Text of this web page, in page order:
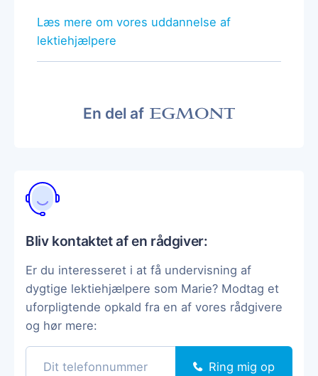
Læs mere om vores uddannelse af
lektiehjælpere
En del af
Bliv kontaktet af en rådgiver:
Er du interesseret i at få undervisning af
dygtige lektiehjælpere som Marie? Modtag et
uforpligtende opkald fra en af vores rådgivere
og hør mere:
Ring mig op